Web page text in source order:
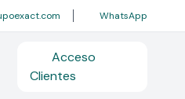
WhatsApp
Acceso
Clientes